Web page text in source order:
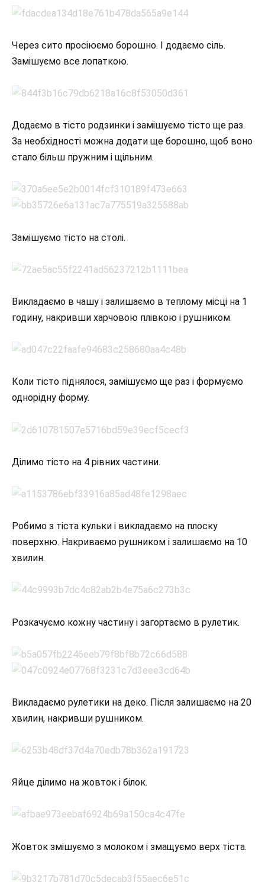
Через сито просіюємо борошно. І додаємо сіль.
Замішуємо все лопаткою.
Додаємо в тісто родзинки і замішуємо тісто ще раз.
За необхідності можна додати ще борошно, щоб воно
стало більш пружним і щільним.
Замішуємо тісто на столі.
Викладаємо в чашу і залишаємо в теплому місці на 1
годину, накривши харчовою плівкою і рушником.
Коли тісто піднялося, замішуємо ще раз і формуємо
однорідну форму.
Ділимо тісто на 4 рівних частини.
Робимо з тіста кульки і викладаємо на плоску
поверхню. Накриваємо рушником і залишаємо на 10
хвилин.
Розкачуємо кожну частину і загортаємо в рулетик.
Викладаємо рулетики на деко. Після залишаємо на 20
хвилин, накривши рушником.
Яйце ділимо на жовток і білок.
Жовток змішуємо з молоком і змащуємо верх тіста.